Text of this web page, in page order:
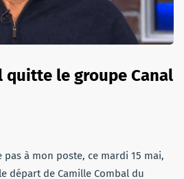
quitte le groupe Canal
pas à mon poste, ce mardi 15 mai,
départ de Camille Combal du